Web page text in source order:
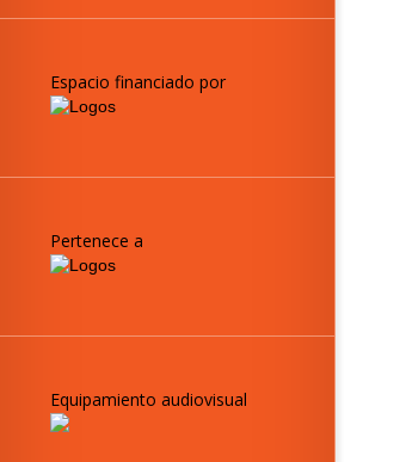
Espacio financiado por
Pertenece a
Equipamiento audiovisual